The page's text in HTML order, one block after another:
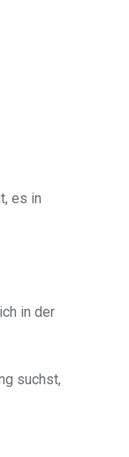
es in
in der
suchst,